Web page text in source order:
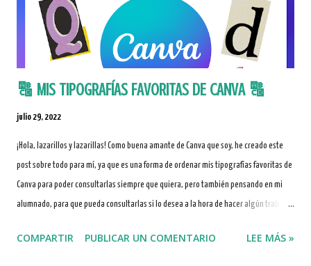
🔠 MIS TIPOGRAFÍAS FAVORITAS DE CANVA 🔠
julio 29, 2022
¡Hola, lazarillos y lazarillas! Como buena amante de Canva que soy, he creado este
post sobre todo para mí, ya que es una forma de ordenar mis tipografías favoritas de
Canva para poder consultarlas siempre que quiera, pero también pensando en mi
alumnado, para que pueda consultarlas si lo desea a la hora de hacer algún trabajo
vosotros y vosotras como lo será para mí. https://www.canva.com/es_es/ Veréis que
COMPARTIR PUBLICAR UN COMENTARIO LEE MÁS »